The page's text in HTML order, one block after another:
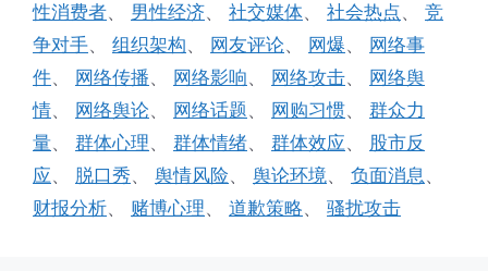
性消费者、 男性经济、 社交媒体、 社会热点、 竞
争对手、 组织架构、 网友评论、 网爆、 网络事
件、 网络传播、 网络影响、 网络攻击、 网络舆
情、 网络舆论、 网络话题、 网购习惯、 群众力
量、 群体心理、 群体情绪、 群体效应、 股市反
应、 脱口秀、 舆情风险、 舆论环境、 负面消息、
财报分析、 赌博心理、 道歉策略、 骚扰攻击